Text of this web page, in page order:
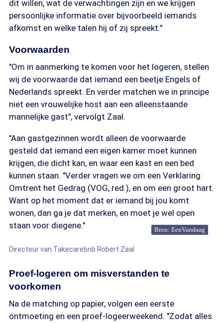
dit willen, wat de verwachtingen zijn en we krijgen
persoonlijke informatie over bijvoorbeeld iemands
afkomst en welke talen hij of zij spreekt."
Voorwaarden
"Om in aanmerking te komen voor het logeren, stellen
wij de voorwaarde dat iemand een beetje Engels of
Nederlands spreekt. En verder matchen we in principe
niet een vrouwelijke host aan een alleenstaande
mannelijke gast", vervolgt Zaal.
"Aan gastgezinnen wordt alleen de voorwaarde
gesteld dat iemand een eigen kamer moet kunnen
krijgen, die dicht kan, en waar een kast en een bed
kunnen staan. "Verder vragen we om een Verklaring
Omtrent het Gedrag (VOG, red.), en om een groot hart.
Want op het moment dat er iemand bij jou komt
wonen, dan ga je dat merken, en moet je wel open
staan voor diegene."
Bron: EenVandaag
Directeur van Takecarebnb Robert Zaal
Proef-logeren om misverstanden te
voorkomen
Na de matching op papier, volgen een eerste
ontmoeting en een proef-logeerweekend. "Zodat alles